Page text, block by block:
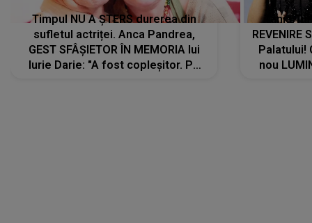
Timpul NU A ȘTERS durerea din
sufletul actriței. Anca Pandrea,
GEST SFÂȘIETOR ÎN MEMORIA lui
Iurie Darie: "A fost copleșitor. Pe
Tania
REVENIRE
Palatului!
nou